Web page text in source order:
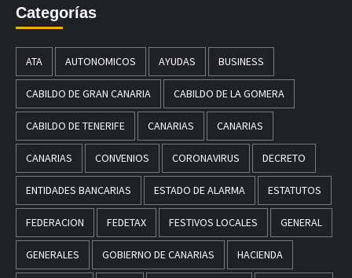
Categorías
ATA AUTONOMICOS AYUDAS BUSINESS
CABILDO DE GRAN CANARIA CABILDO DE LA GOMERA
CABILDO DE TENERIFE CANARIAS CANARIAS
CANARIAS CONVENIOS CORONAVIRUS DECRETO
ENTIDADES BANCARIAS ESTADO DE ALARMA ESTATUTOS
FEDERACION FEDETAX FESTIVOS LOCALES GENERAL
GENERALES GOBIERNO DE CANARIAS HACIENDA